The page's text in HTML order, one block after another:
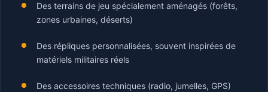
Des terrains de jeu spécialement aménagés (forêts,
zones urbaines, déserts)
Des répliques personnalisées, souvent inspirées de
matériels militaires réels
Des accessoires techniques (radio, jumelles, GPS)